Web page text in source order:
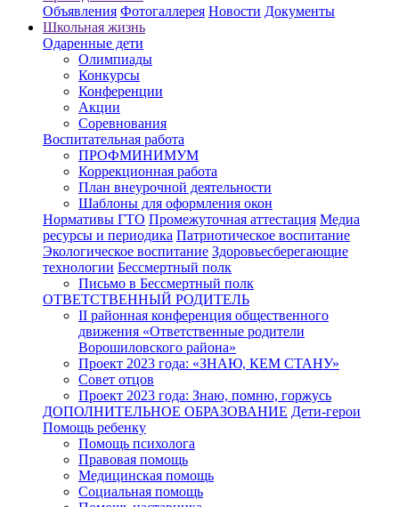
Объявления Фотогаллерея Новости Документы
Школьная жизнь
Одаренные дети
Олимпиады
Конкурсы
Конференции
Акции
Соревнования
Воспитательная работа
ПРОФМИНИМУМ
Коррекционная работа
План внеурочной деятельности
Шаблоны для оформления окон
Нормативы ГТО Промежуточная аттестация Медиа
ресурсы и периодика Патриотическое воспитание
Экологическое воспитание Здоровьесберегающие
технологии Бессмертный полк
Письмо в Бессмертный полк
ОТВЕТСТВЕННЫЙ РОДИТЕЛЬ
II районная конференция общественного
движения «Ответственные родители
Ворошиловского района»
Проект 2023 года: «ЗНАЮ, КЕМ СТАНУ»
Совет отцов
Проект 2023 года: Знаю, помню, горжусь
ДОПОЛНИТЕЛЬНОЕ ОБРАЗОВАНИЕ Дети-герои
Помощь ребенку
Помощь психолога
Правовая помощь
Медицинская помощь
Социальная помощь